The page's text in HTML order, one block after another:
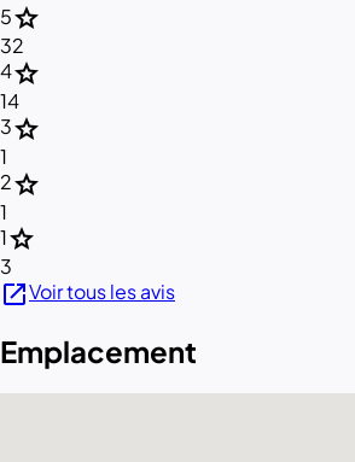
5star
32
4star
14
3star
1
2star
1
1star
3
open_in_newVoir tous les avis
Emplacement